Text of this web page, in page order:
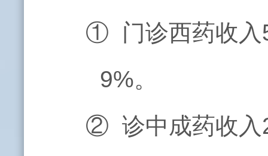
① 门诊西药收入
9%。
② 诊中成药收入